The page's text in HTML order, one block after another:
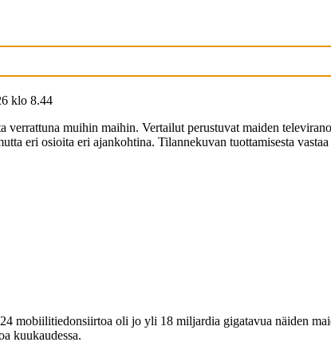
klo 8.44
muihin maihin. Vertailut perustuvat maiden
eri osioita eri ajankohtina. Tilannekuvan tuottamisesta
mobiilitiedonsiirtoa oli jo yli 18 miljardia gigatavua näiden
kuukaudessa.